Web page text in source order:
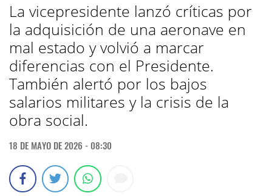
La vicepresidente lanzó críticas por
la adquisición de una aeronave en
mal estado y volvió a marcar
diferencias con el Presidente.
También alertó por los bajos
salarios militares y la crisis de la
obra social.
18 DE MAYO DE 2026 - 08:30